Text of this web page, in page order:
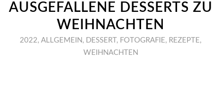
AUSGEFALLENE DESSERTS ZU
WEIHNACHTEN
2022, ALLGEMEIN , DESSERT, FOTOGRAFIE, REZEPTE,
WEIHNACHTEN